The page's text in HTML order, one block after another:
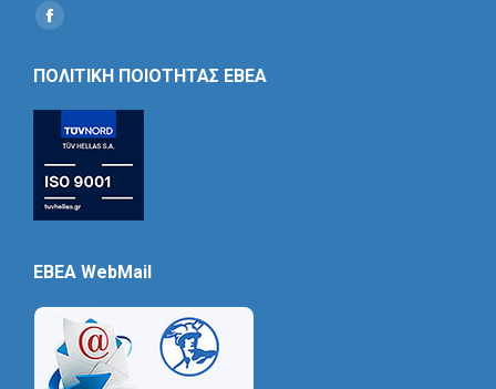
Find us on:
Social
ΠΟΛΙΤΙΚΗ ΠΟΙΟΤΗΤΑΣ ΕΒΕΑ
EBEA WebMail